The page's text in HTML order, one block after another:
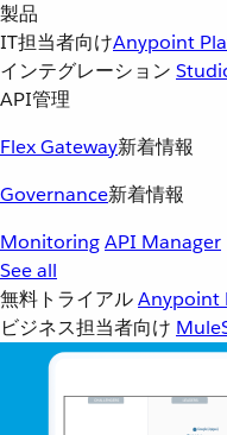
製品
IT担当者向けAnypoint
インテグレーション
API管理
Flex Gateway新着情報
Governance新着情報
MonitoringAPI Manager
See all
無料トライアルAnypoint
ビジネス担当者向け